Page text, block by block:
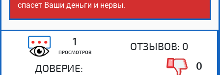
спасет Ваши деньги и нервы.
1
ПРОСМОТРОВ
ОТЗЫВОВ: 0
ДОВЕРИЕ:
0